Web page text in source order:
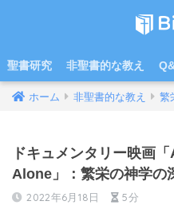
聖書研究 非聖書的な教え
ホーム 非聖書的な教え 繁
ドキュメンタリー映画
Alone」：繁栄の神学の
2022年6月18日 5分